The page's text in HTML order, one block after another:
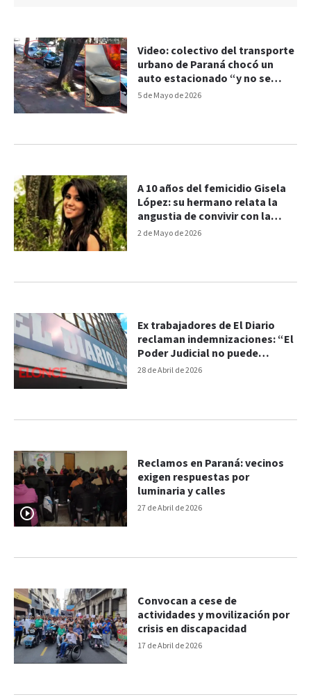
5 de Mayo de 2026
Video: colectivo del transporte
urbano de Paraná chocó un
auto estacionado “y no se
detuvo”
2 de Mayo de 2026
A 10 años del femicidio Gisela
López: su hermano relata la
angustia de convivir con la
impunidad
28 de Abril de 2026
Ex trabajadores de El Diario
reclaman indemnizaciones: “El
Poder Judicial no puede
permanecer ajeno”
27 de Abril de 2026
Reclamos en Paraná: vecinos
exigen respuestas por
luminaria y calles
17 de Abril de 2026
Convocan a cese de
actividades y movilización por
crisis en discapacidad